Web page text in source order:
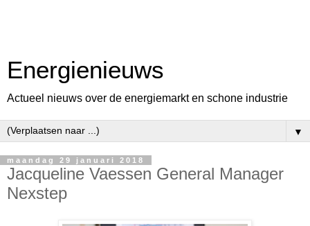
Energienieuws
Actueel nieuws over de energiemarkt en schone industrie
▼
maandag 29 januari 2018
Jacqueline Vaessen General Manager
Nexstep